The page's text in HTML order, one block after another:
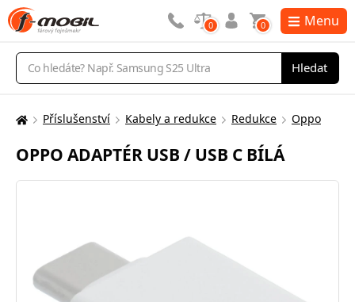
Vyhledávání
Hledat
0 0 Menu
Zde
nacházíte:
Příslušenství Kabely a redukce Redukce Oppo
OPPO ADAPTÉR USB / USB C BÍLÁ